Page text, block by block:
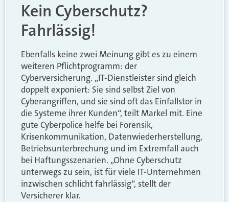
Kein Cyberschutz?
Fahrlässig!
Ebenfalls keine zwei Meinung gibt es zu einem
weiteren Pflichtprogramm: der
Cyberversicherung. „IT-Dienstleister sind gleich
doppelt exponiert: Sie sind selbst Ziel von
Cyberangriffen, und sie sind oft das Einfallstor in
die Systeme ihrer Kunden“, teilt Markel mit. Eine
gute Cyberpolice helfe bei Forensik,
Krisenkommunikation, Datenwiederherstellung,
Betriebsunterbrechung und im Extremfall auch
bei Haftungsszenarien. „Ohne Cyberschutz
unterwegs zu sein, ist für viele IT-Unternehmen
inzwischen schlicht fahrlässig“, stellt der
Versicherer klar.